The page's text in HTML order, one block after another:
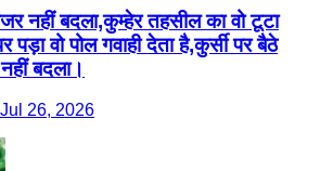
नहीं बदला,कुम्हेर तहसील का वो टूटा
पड़ा वो पोल गवाही देता है,कुर्सी पर बैठे
बदला।
26, 2026